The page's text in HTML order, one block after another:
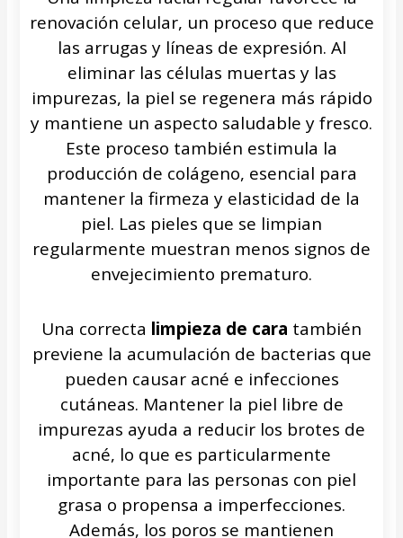
renovación celular, un proceso que reduce
las arrugas y líneas de expresión. Al
eliminar las células muertas y las
impurezas, la piel se regenera más rápido
y mantiene un aspecto saludable y fresco.
Este proceso también estimula la
producción de colágeno, esencial para
mantener la firmeza y elasticidad de la
piel. Las pieles que se limpian
regularmente muestran menos signos de
envejecimiento prematuro.
Una correcta limpieza de cara también
previene la acumulación de bacterias que
pueden causar acné e infecciones
cutáneas. Mantener la piel libre de
impurezas ayuda a reducir los brotes de
acné, lo que es particularmente
importante para las personas con piel
grasa o propensa a imperfecciones.
Además, los poros se mantienen